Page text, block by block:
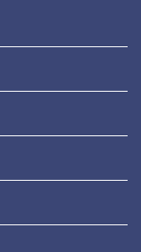
点講座